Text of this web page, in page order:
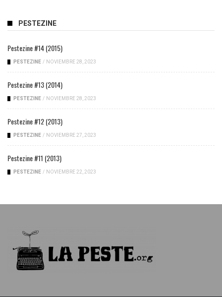
PESTEZINE
Pestezine #14 (2015)
PESTEZINE / NOVIEMBRE 28, 2023
Pestezine #13 (2014)
PESTEZINE / NOVIEMBRE 28, 2023
Pestezine #12 (2013)
PESTEZINE / NOVIEMBRE 27, 2023
Pestezine #11 (2013)
PESTEZINE / NOVIEMBRE 22, 2023